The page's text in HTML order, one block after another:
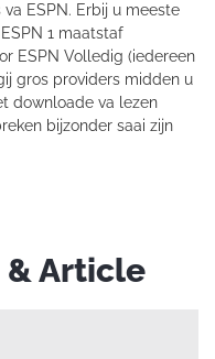
ESPN. Erbij u meeste
1 maatstaf
ESPN Volledig (iedereen
gros providers midden u
downloade va lezen
bijzonder saai zijn
& Article